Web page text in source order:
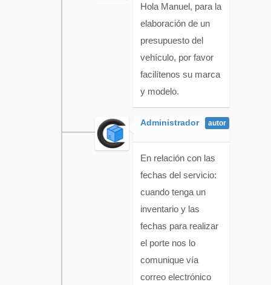
Hola Manuel, para la
elaboración de un
presupuesto del
vehículo, por favor
facilítenos su marca
y modelo.
Administrador
En relación con las
fechas del servicio:
cuando tenga un
inventario y las
fechas para realizar
el porte nos lo
comunique vía
correo electrónico